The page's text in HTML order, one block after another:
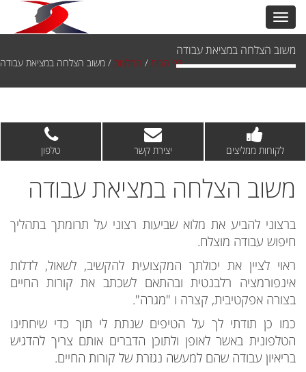
משוב הצלחה במציאת עבודה
דף הבית / המלצות / משוב הצלחה במציאת עבודה
לקוחות ממליצים יצירת קשר טלפון
משוב הצלחה במציאת עבודה
ברצוני להביע את מלוא שביעות רצוני על תרומתך בתהליך
חיפוש עבודה מוצלח.
ראוי לציין את יכולתך המקצועית להקשיב, לשאול, לדלות
אינפורמציה רלבנטית ובהתאם לשכתב את קורות החיים
בצורה אפקטיבית, קצרה ו "מגרה".
כמו כן תודתי לך על הטיפים שנתת לי תוך כדי שיחתינו
הטלפונית באשר לאופן ולתוכן הדברים אותם צריך להדגיש
בריאיון עבודה שהם למעשה נגזרת של קורות החיים.